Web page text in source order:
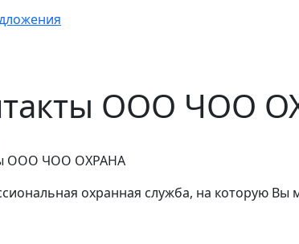
ООО ЧОО
ООО ЧОО ОХРАНА
охранная служба, на которую